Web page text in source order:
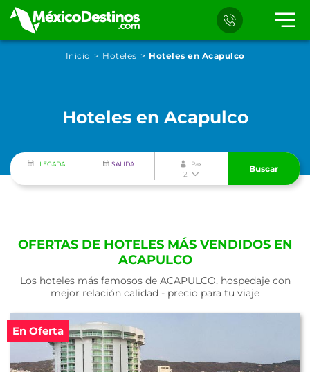
Inicio Hoteles Hoteles en Acapulco
Hoteles en Acapulco
LLEGADA SALIDA Pax
2
Buscar
OFERTAS DE HOTELES MÁS VENDIDOS EN
ACAPULCO
Los hoteles más famosos de ACAPULCO, hospedaje con
mejor relación calidad - precio para tu viaje
En Oferta